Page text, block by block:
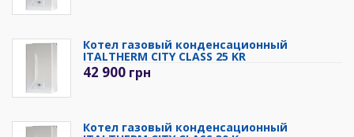
Котел газовый конденсационный
ITALTHERM CITY CLASS 25 KR
42 900 грн
Котел газовый конденсационный